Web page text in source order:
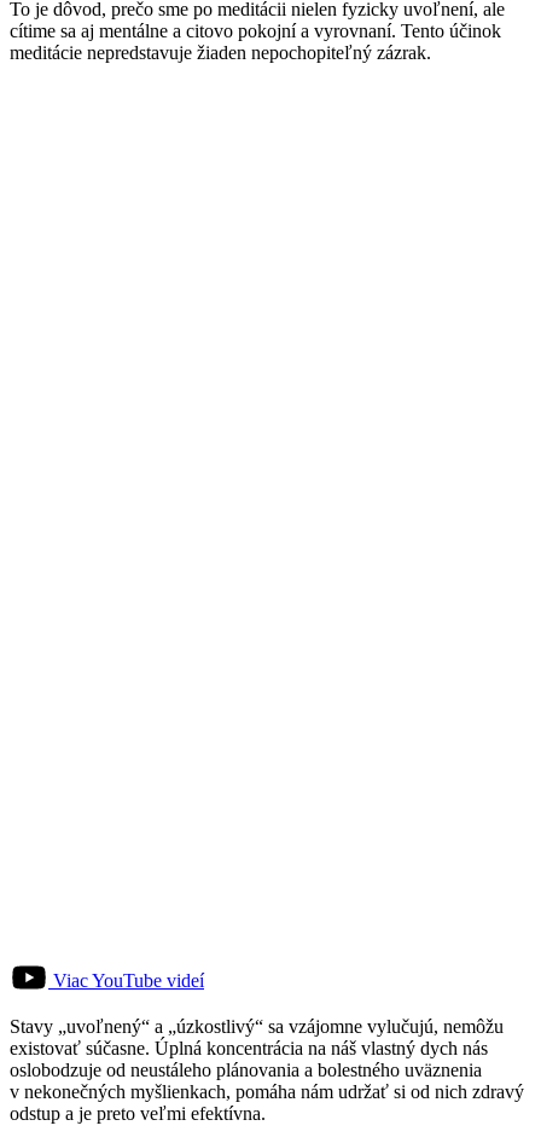
To je dôvod, prečo sme po meditácii nielen fyzicky uvoľnení, ale
cítime sa aj mentálne a citovo pokojní a vyrovnaní. Tento účinok
meditácie nepredstavuje žiaden nepochopiteľný zázrak.
Viac YouTube videí
Stavy „uvoľnený“ a „úzkostlivý“ sa vzájomne vylučujú, nemôžu
existovať súčasne. Úplná koncentrácia na náš vlastný dych nás
oslobodzuje od neustáleho plánovania a bolestného uväznenia
v nekonečných myšlienkach, pomáha nám udržať si od nich zdravý
odstup a je preto veľmi efektívna.